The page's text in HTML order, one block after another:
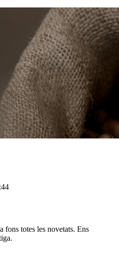
fons totes les novetats. Ens